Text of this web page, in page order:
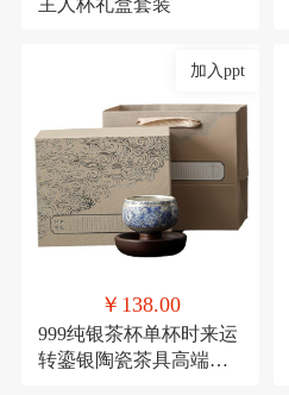
主人杯礼盒套装
加入ppt
￥138.00
999纯银茶杯单杯时来运
转鎏银陶瓷茶具高端主